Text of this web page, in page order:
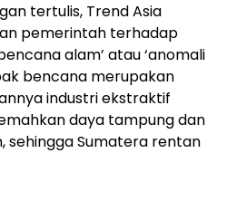
tertulis, Trend Asia
pemerintah terhadap
alam’ atau ‘anomali
bencana merupakan
industri ekstraktif
daya tampung dan
sehingga Sumatera rentan